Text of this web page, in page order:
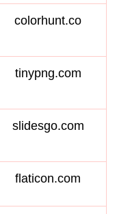
colorhunt.co
tinypng.com
slidesgo.com
flaticon.com